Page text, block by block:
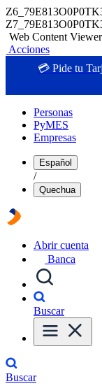
Web Content Viewer
Acciones
💳 Pide tu
Personas
PyMES
Empresas
Español
/
Quechua
Abrir cuenta
Banca
Buscar
Buscar